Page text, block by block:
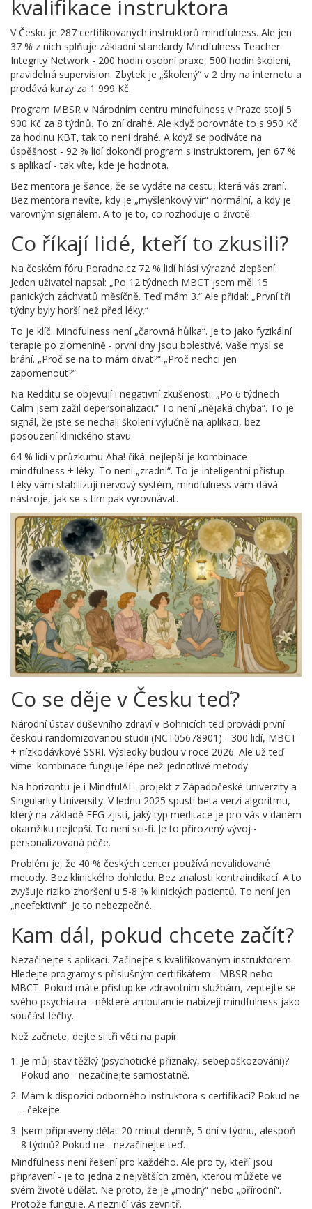
kvalifikace instruktora
V Česku je 287 certifikovaných instruktorů mindfulness. Ale jen
37 % z nich splňuje základní standardy Mindfulness Teacher
Integrity Network - 200 hodin osobní praxe, 500 hodin školení,
pravidelná supervision. Zbytek je „školený“ v 2 dny na internetu a
prodává kurzy za 1 999 Kč.
Program MBSR v Národním centru mindfulness v Praze stojí 5
900 Kč za 8 týdnů. To zní drahé. Ale když porovnáte to s 950 Kč
za hodinu KBT, tak to není drahé. A když se podíváte na
úspěšnost - 92 % lidí dokončí program s instruktorem, jen 67 %
s aplikací - tak víte, kde je hodnota.
Bez mentora je šance, že se vydáte na cestu, která vás zraní.
Bez mentora nevíte, kdy je „myšlenkový vír“ normální, a kdy je
varovným signálem. A to je to, co rozhoduje o životě.
Co říkají lidé, kteří to zkusili?
Na českém fóru Poradna.cz 72 % lidí hlásí výrazné zlepšení.
Jeden uživatel napsal: „Po 12 týdnech MBCT jsem měl 15
panických záchvatů měsíčně. Teď mám 3.“ Ale přidal: „První tři
týdny byly horší než před léky.“
To je klíč. Mindfulness není „čarovná hůlka“. Je to jako fyzikální
terapie po zlomenině - první dny jsou bolestivé. Vaše mysl se
brání. „Proč se na to mám dívat?“ „Proč nechci jen
zapomenout?“
Na Redditu se objevují i negativní zkušenosti: „Po 6 týdnech
Calm jsem zažil depersonalizaci.“ To není „nějaká chyba“. To je
signál, že jste se nechali školení výlučně na aplikaci, bez
posouzení klinického stavu.
64 % lidí v průzkumu Aha! říká: nejlepší je kombinace
mindfulness + léky. To není „zradní“. To je inteligentní přístup.
Léky vám stabilizují nervový systém, mindfulness vám dává
nástroje, jak se s tím pak vyrovnávat.
Co se děje v Česku teď?
Národní ústav duševního zdraví v Bohnicích teď provádí první
českou randomizovanou studii (NCT05678901) - 300 lidí, MBCT
+ nízkodávkové SSRI. Výsledky budou v roce 2026. Ale už teď
víme: kombinace funguje lépe než jednotlivé metody.
Na horizontu je i MindfulAI - projekt z Západočeské univerzity a
Singularity University. V lednu 2025 spustí beta verzi algoritmu,
který na základě EEG zjistí, jaký typ meditace je pro vás v daném
okamžiku nejlepší. To není sci-fi. Je to přirozený vývoj -
personalizovaná péče.
Problém je, že 40 % českých center používá nevalidované
metody. Bez klinického dohledu. Bez znalosti kontraindikací. A to
zvyšuje riziko zhoršení u 5-8 % klinických pacientů. To není jen
„neefektivní“. Je to nebezpečné.
Kam dál, pokud chcete začít?
Nezačínejte s aplikací. Začínejte s kvalifikovaným instruktorem.
Hledejte programy s příslušným certifikátem - MBSR nebo
MBCT. Pokud máte přístup ke zdravotním službám, zeptejte se
svého psychiatra - některé ambulancie nabízejí mindfulness jako
součást léčby.
Než začnete, dejte si tři věci na papír:
Je můj stav těžký (psychotické příznaky, sebepoškozování)?
Pokud ano - nezačínejte samostatně.
Mám k dispozici odborného instruktora s certifikací? Pokud ne
- čekejte.
Jsem připravený dělat 20 minut denně, 5 dní v týdnu, alespoň
8 týdnů? Pokud ne - nezačínejte teď.
Mindfulness není řešení pro každého. Ale pro ty, kteří jsou
připravení - je to jedna z největších změn, kterou můžete ve
svém životě udělat. Ne proto, že je „modrý“ nebo „přírodní“.
Protože funguje. A nezničí vás zevnitř.